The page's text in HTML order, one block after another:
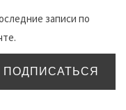
записи по
почты…
ПОДПИСАТЬСЯ